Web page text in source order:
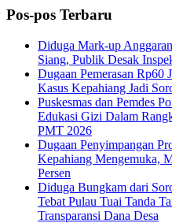
Pos-pos Terbaru
Diduga Mark-up
Siang, Publik Desak
Dugaan Pemerasan
Kasus Kepahiang Jadi
Puskesmas dan Pemdes
Edukasi Gizi Dalam
PMT 2026
Dugaan Penyimpangan
Kepahiang Mengemuka,
Persen
Diduga Bungkam dari
Tebat Pulau Tuai Tanda
Transparansi Dana Desa